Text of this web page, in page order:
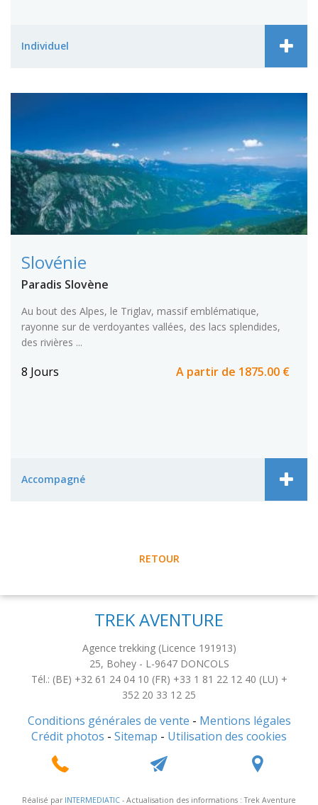
Individuel
Slovénie
Paradis Slovène
Au bout des Alpes, le Triglav, massif emblématique,
rayonne sur de verdoyantes vallées, des lacs splendides,
des rivières ...
8 Jours A partir de 1875.00 €
Accompagné
RETOUR
TREK AVENTURE
Agence trekking (Licence 191913)
25, Bohey- L-9647 DONCOLS
Tél.: (BE) +32 61 24 04 10 (FR) +33 1 81 22 12 40 (LU) +
352 20 33 12 25
Conditions générales de vente - Mentions légales
Crédit photos - Sitemap - Utilisation des cookies
Réalisé par INTERMEDIATIC - Actualisation des informations : Trek Aventure